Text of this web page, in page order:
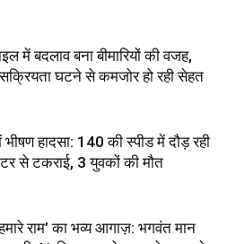
में बदलाव बना बीमारियों की वजह,
सक्रियता घटने से कमजोर हो रही सेहत
हादसा: 140 की स्पीड में दौड़ रही
से टकराई, 3 युवकों की मौत
राम’ का भव्य आगाज़: भगवंत मान